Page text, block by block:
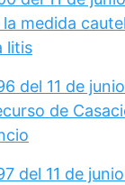
medida
litis
del 11 de
de
del 11 de